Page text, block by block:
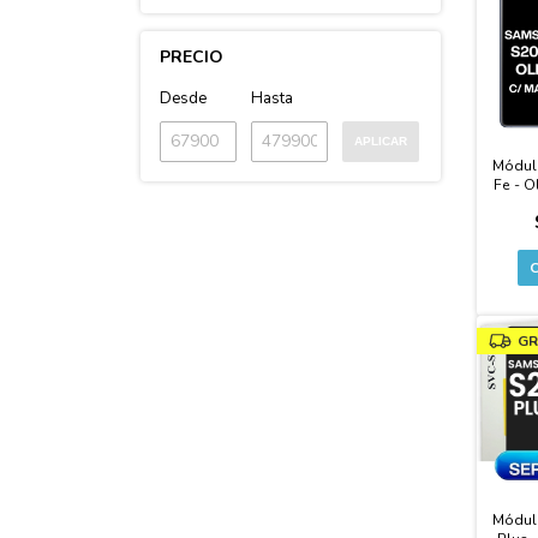
PRECIO
Desde Hasta
APLICAR
Fe -